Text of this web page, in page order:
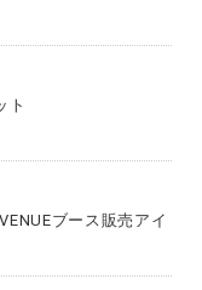
ト
ブース販売アイ